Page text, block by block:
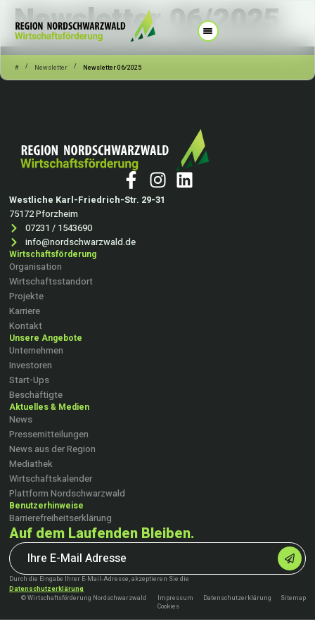
# / Newsletter / Newsletter 06/2025
Newsletter 06/2025
Westliche Karl-Friedrich-Str. 29-31
75172 Pforzheim
07231 / 1543690
info@nordschwarzwald.de
Wirtschaftsförderung
Organisation
Wirtschaftsstandort
Projekte
Karriere
Kontakt
Unsere Angebote
Unternehmen
Investoren
Start-Ups
Beschäftigte
Aktuelles & Medien
News
Pressemitteilungen
News aus der Region
Mediathek
Wirtschaftskalender
Plattform Nordschwarzwald
Benutzerhinweise
Barrierefreiheitserklärung
Auf dem Laufenden Bleiben.
Durch die Eingabe Ihrer E-Mail-Adresse, akzeptieren Sie die
Datenschutzerklärung
© Wirtschaftsförderung Nordschwarzwald
Impressum Datenschutzerklärung
Sitemap
Cookies